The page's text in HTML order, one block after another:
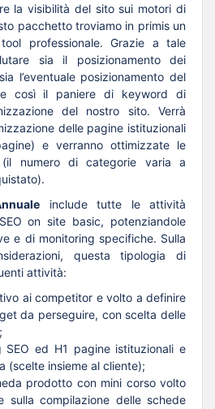
la visibilità del sito sui motori di
pacchetto troviamo in primis un
professionale. Grazie a tale
sia il posizionamento dei
l’eventuale posizionamento del
così il paniere di keyword di
del nostro sito. Verrà
delle pagine istituzionali
e verranno ottimizzate le
numero di categorie varia a
include tutte le attività
on site basic, potenziandole
e di monitoring specifiche. Sulla
questa tipologia di
attività:
ai competitor e volto a definire
da perseguire, con scelta delle
SEO ed H1 pagine istituzionali e
(scelte insieme al cliente);
prodotto con mini corso volto
sulla compilazione delle schede